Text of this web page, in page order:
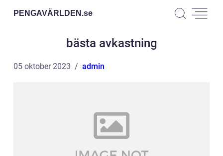
PENGAVÄRLDEN.se
bästa avkastning
05 oktober 2023 admin